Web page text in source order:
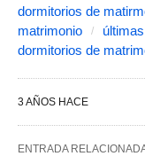
dormitorios de
matrimonio
dormitorios de
3 AÑOS HACE
ENTRADA